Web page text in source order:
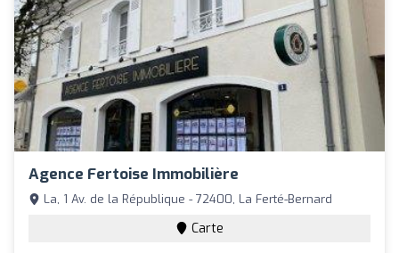
Agence Fertoise Immobilière
La, 1 Av. de la République - 72400, La Ferté-Bernard
Carte